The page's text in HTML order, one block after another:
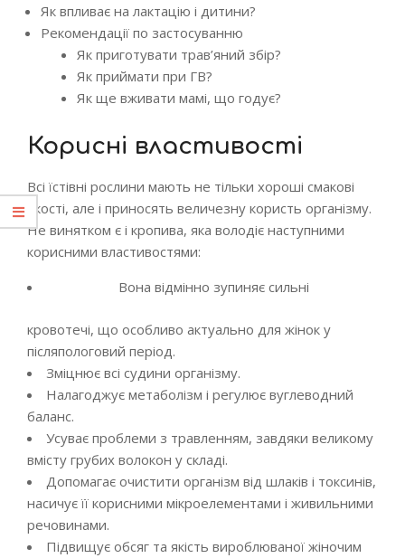
Як впливає на лактацію і дитини?
Рекомендації по застосуванню
Як приготувати трав’яний збір?
Як приймати при ГВ?
Як ще вживати мамі, що годує?
Корисні властивості
Всі їстівні рослини мають не тільки хороші смакові
якості, але і приносять величезну користь організму.
Не винятком є і кропива, яка володіє наступними
корисними властивостями:
Вона відмінно зупиняє сильні
кровотечі, що особливо актуально для жінок у
післяпологовий період.
Зміцнює всі судини організму.
Налагоджує метаболізм і регулює вуглеводний
баланс.
Усуває проблеми з травленням, завдяки великому
вмісту грубих волокон у складі.
Допомагає очистити організм від шлаків і токсинів,
насичує її корисними мікроелементами і живильними
речовинами.
Підвищує обсяг та якість вироблюваної жіночим